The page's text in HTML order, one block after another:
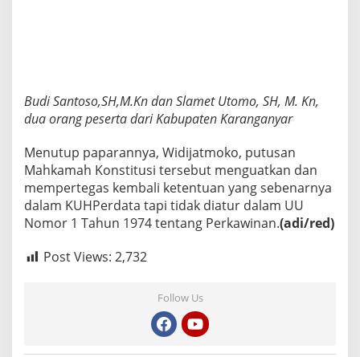
Budi Santoso,SH,M.Kn dan Slamet Utomo, SH, M. Kn,
dua orang peserta dari Kabupaten Karanganyar
Menutup paparannya, Widijatmoko, putusan
Mahkamah Konstitusi tersebut menguatkan dan
mempertegas kembali ketentuan yang sebenarnya
dalam KUHPerdata tapi tidak diatur dalam UU
Nomor 1 Tahun 1974 tentang Perkawinan.(adi/red)
Post Views: 2,732
Follow Us